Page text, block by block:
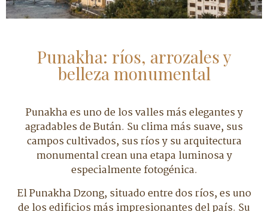
Punakha: ríos, arrozales y
belleza monumental
Punakha es uno de los valles más elegantes y
agradables de Bután. Su clima más suave, sus
campos cultivados, sus ríos y su arquitectura
monumental crean una etapa luminosa y
especialmente fotogénica.
El Punakha Dzong, situado entre dos ríos, es uno
de los edificios más impresionantes del país. Su